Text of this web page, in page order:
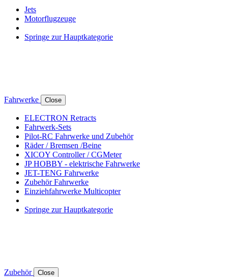
Jets
Motorflugzeuge
Springe zur Hauptkategorie
Fahrwerke Close
ELECTRON Retracts
Fahrwerk-Sets
Pilot-RC Fahrwerke und Zubehör
Räder / Bremsen /Beine
XICOY Controller / CGMeter
JP HOBBY - elektrische Fahrwerke
JET-TENG Fahrwerke
Zubehör Fahrwerke
Einziehfahrwerke Multicopter
Springe zur Hauptkategorie
Zubehör Close